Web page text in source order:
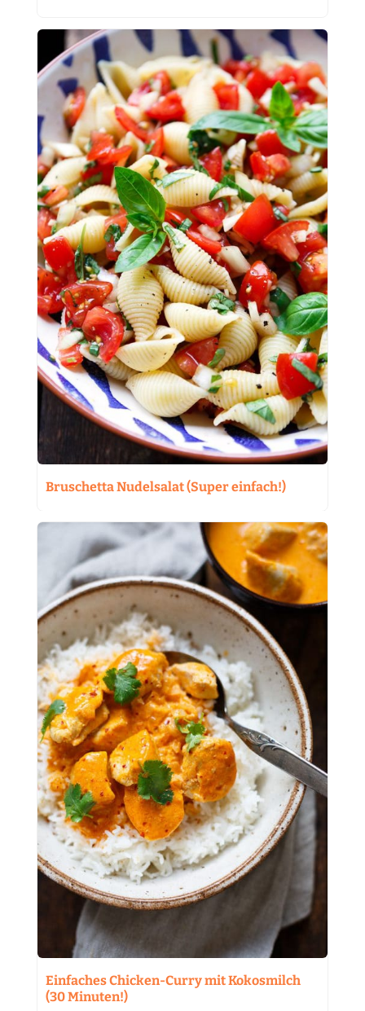
Bruschetta Nudelsalat (Super einfach!)
Einfaches Chicken-Curry mit Kokosmilch
(30 Minuten!)